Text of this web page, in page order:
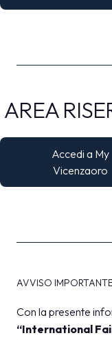
AREA
Accedi a My
Vicenzaoro
AVVISO
Con la presente
“International